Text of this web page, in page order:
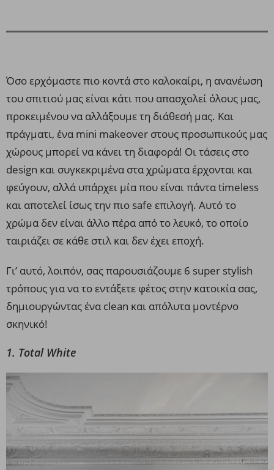
Όσο ερχόμαστε πιο κοντά στο καλοκαίρι, η ανανέωση
του σπιτιού μας είναι κάτι που απασχολεί όλους μας,
προκειμένου να αλλάξουμε τη διάθεσή μας. Και
πράγματι, ένα mini makeover στους προσωπικούς μας
χώρους μπορεί να κάνει τη διαφορά! Οι τάσεις στο
design και συγκεκριμένα στα χρώματα έρχονται και
φεύγουν, αλλά υπάρχει μία που είναι πάντα timeless
και αποτελεί ίσως την πιο safe επιλογή. Αυτό το
χρώμα δεν είναι άλλο πέρα από το λευκό, το οποίο
ταιριάζει σε κάθε στιλ και δεν έχει εποχή.
Γι’ αυτό, λοιπόν, σας παρουσιάζουμε 6 super stylish
τρόπους για να το εντάξετε φέτος στην κατοικία σας,
δημιουργώντας ένα clean και απόλυτα μοντέρνο
σκηνικό!
1. Total White